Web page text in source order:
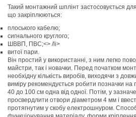
Такий монтажний шплінт застосовується
що закріплюються:
плоського кабелю;
сигнального круглого;
ШВВП, ПВС;<> /li>
витої пари.
Він простий у використанні, з ним легко
майстри, так і новачки. Перед початком
необхідну кількість виробів, виходячи з
виміру рекомендується робити позначки на
40 до 100 см одна від одної. Потім, у
просвердлити отвори діаметром 4 мм і
протягнутим у скобу електрошнуром.